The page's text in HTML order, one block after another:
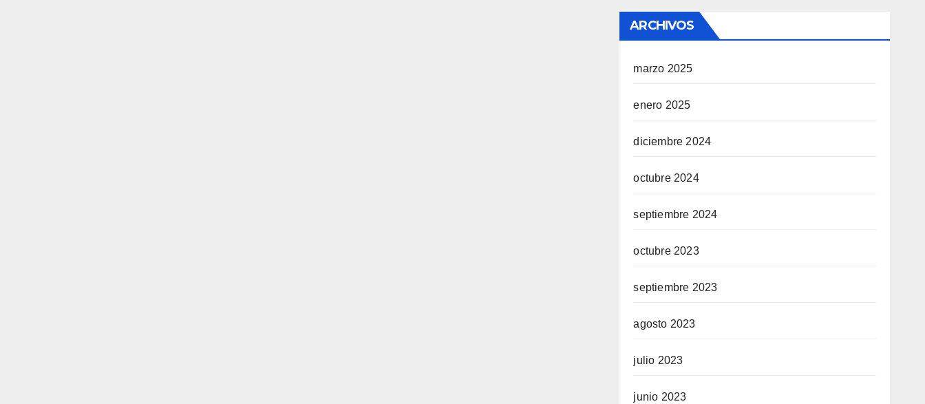
ARCHIVOS
marzo 2025
enero 2025
diciembre 2024
octubre 2024
septiembre 2024
octubre 2023
septiembre 2023
agosto 2023
julio 2023
junio 2023